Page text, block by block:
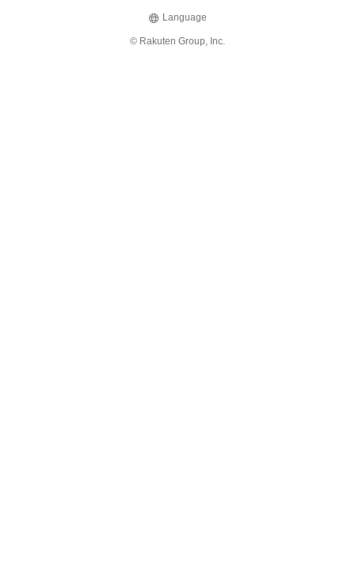
Language
© Rakuten Group, Inc.